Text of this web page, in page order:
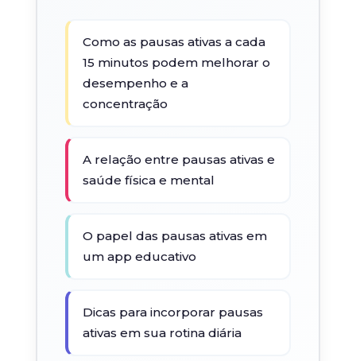
Como as pausas ativas a cada
15 minutos podem melhorar o
desempenho e a
concentração
A relação entre pausas ativas e
saúde física e mental
O papel das pausas ativas em
um app educativo
Dicas para incorporar pausas
ativas em sua rotina diária